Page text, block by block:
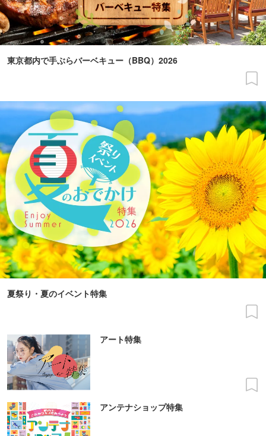
東京都内で手ぶらバーベキュー（BBQ）2026
夏祭り・夏のイベント特集
アート特集
アンテナショップ特集